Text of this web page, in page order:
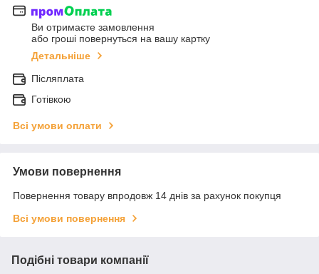
Ви отримаєте замовлення
або гроші повернуться на вашу картку
Детальніше
Післяплата
Готівкою
Всі умови оплати
Умови повернення
Повернення товару впродовж 14 днів за рахунок покупця
Всі умови повернення
Подібні товари компанії